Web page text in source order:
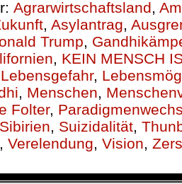
Agrarwirtschaftsland,
, Asylantrag,
Trump,
, KEIN MENSCH
Lebensgefahr,
, Menschen,
Folter,
Sibirien, Suizidalität,
, Verelendung, Vision,